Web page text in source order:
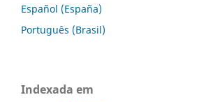
Español (España)
Português (Brasil)
Indexada em